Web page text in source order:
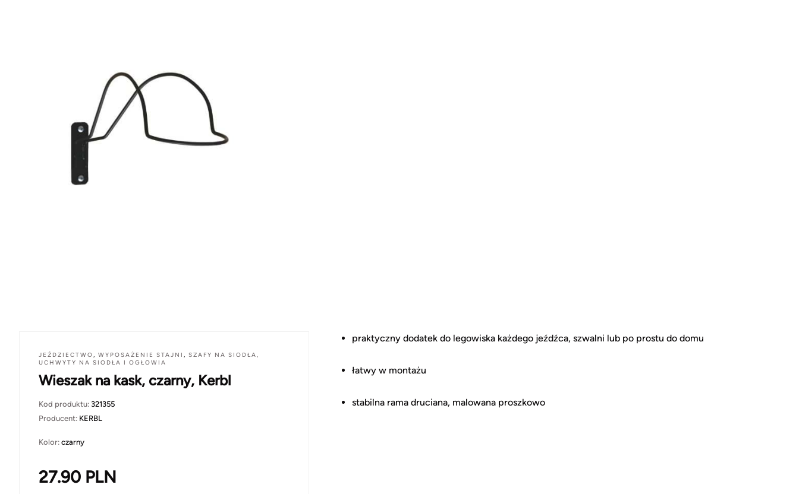
JEŹDZIECTWO, WYPOSAŻENIE STAJNI , SZAFY NA SIODŁA,
UCHWYTY NA SIODŁA I OGŁOWIA
Wieszak na kask, czarny, Kerbl
Kod produktu: 321355
Producent: KERBL
Kolor: czarny
27.90 PLN
praktyczny dodatek do legowiska każdego jeźdźca, szwalni lub po prostu do domu
łatwy w montażu
stabilna rama druciana, malowana proszkowo